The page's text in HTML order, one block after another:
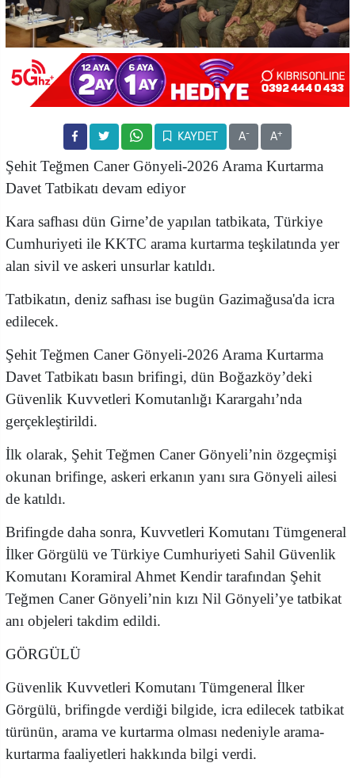
KAYDET A- A+
Şehit Teğmen Caner Gönyeli-2026 Arama Kurtarma
Davet Tatbikatı devam ediyor
Kara safhası dün Girne’de yapılan tatbikata, Türkiye
Cumhuriyeti ile KKTC arama kurtarma teşkilatında yer
alan sivil ve askeri unsurlar katıldı.
Tatbikatın, deniz safhası ise bugün Gazimağusa'da icra
edilecek.
Şehit Teğmen Caner Gönyeli-2026 Arama Kurtarma
Davet Tatbikatı basın brifingi, dün Boğazköy’deki
Güvenlik Kuvvetleri Komutanlığı Karargahı’nda
gerçekleştirildi.
İlk olarak, Şehit Teğmen Caner Gönyeli’nin özgeçmişi
okunan brifinge, askeri erkanın yanı sıra Gönyeli ailesi
de katıldı.
Brifingde daha sonra, Kuvvetleri Komutanı Tümgeneral
İlker Görgülü ve Türkiye Cumhuriyeti Sahil Güvenlik
Komutanı Koramiral Ahmet Kendir tarafından Şehit
Teğmen Caner Gönyeli’nin kızı Nil Gönyeli’ye tatbikat
anı objeleri takdim edildi.
GÖRGÜLÜ
Güvenlik Kuvvetleri Komutanı Tümgeneral İlker
Görgülü, brifingde verdiği bilgide, icra edilecek tatbikat
türünün, arama ve kurtarma olması nedeniyle arama-
kurtarma faaliyetleri hakkında bilgi verdi.